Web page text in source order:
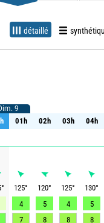
détaillé
9
01h 02h 03h 04h
Dim. 9
01h 02h 03h 04h
° 125° 120° 125° 130°
4 5 4 5
7 8 8 8